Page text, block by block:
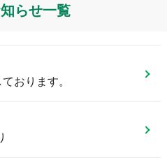
らせ一覧
おります。